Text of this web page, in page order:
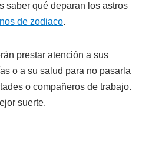
saber qué deparan los astros
de zodiaco.
prestar atención a sus
o a su salud para no pasarla
o compañeros de trabajo.
suerte.